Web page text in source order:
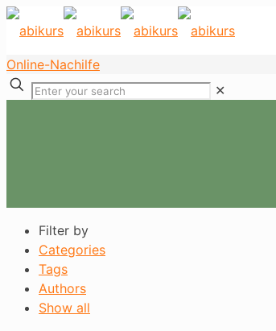
Online-Nachilfe
✕
Filter by
Categories
Tags
Authors
Show all